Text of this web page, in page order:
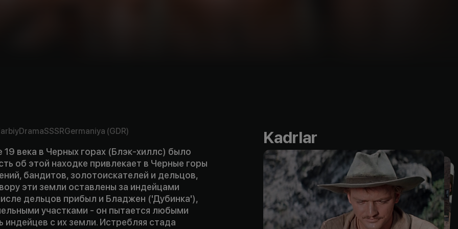
DramaSSSRGermaniya (GDR)
века в Черных горах (Блэк-хиллс) было
об этой находке привлекает в Черные горы
бандитов, золотоискателей и дельцов,
эти земли оставлены за индейцами
дельцов прибыл и Бладжен ('Дубинка'),
участками - он пытается любыми
индейцев с их земли. Истребляя стада
Kadrlar